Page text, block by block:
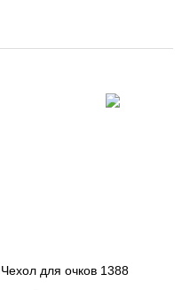
Чехол для очков 1388